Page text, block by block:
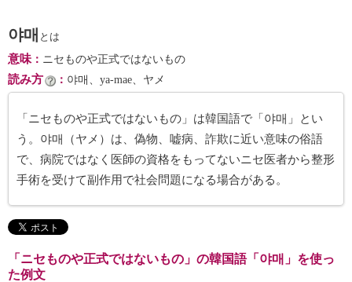
야매 とは
意味： ニセものや正式ではないもの
読み方 ： 야매、ya-mae、ヤメ
「ニセものや正式ではないもの」は韓国語で「야매」とい
う。야매（ヤメ）は、偽物、嘘病、詐欺に近い意味の俗語
で、病院ではなく医師の資格をもってないニセ医者から整形
手術を受けて副作用で社会問題になる場合がある。
「ニセものや正式ではないもの」の韓国語「야매」を使っ
た例文